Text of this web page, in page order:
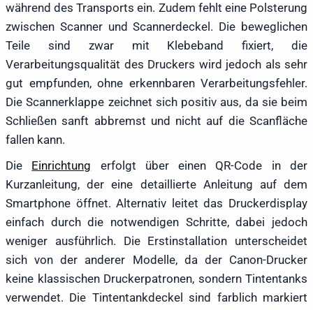
während des Transports ein. Zudem fehlt eine Polsterung
zwischen Scanner und Scannerdeckel. Die beweglichen
Teile sind zwar mit Klebeband fixiert, die
Verarbeitungsqualität des Druckers wird jedoch als sehr
gut empfunden, ohne erkennbaren Verarbeitungsfehler.
Die Scannerklappe zeichnet sich positiv aus, da sie beim
Schließen sanft abbremst und nicht auf die Scanfläche
fallen kann.
Die Einrichtung erfolgt über einen QR-Code in der
Kurzanleitung, der eine detaillierte Anleitung auf dem
Smartphone öffnet. Alternativ leitet das Druckerdisplay
einfach durch die notwendigen Schritte, dabei jedoch
weniger ausführlich. Die Erstinstallation unterscheidet
sich von der anderer Modelle, da der Canon-Drucker
keine klassischen Druckerpatronen, sondern Tintentanks
verwendet. Die Tintentankdeckel sind farblich markiert